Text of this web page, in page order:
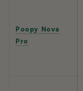
Poopy Nova
Pro